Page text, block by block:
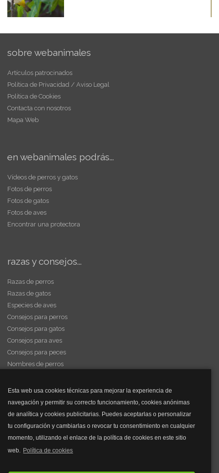
Esta web usa cookies técnicas para mejorar la experiencia de
navegación y permitir su correcto funcionamiento, cookies anónimas
de analítica y cookies publicitarias. Puedes aceptarlas o personalizar
tu configuración y cambiarlas o revocar tu consentimiento en cualquier
momento, utilizando el enlace de la política de cookies en este sitio
web. Política de cookies
sobre webanimales
Artículos patrocinados
Política de Privacidad / Aviso Legal
Política de Cookies
Contacta con nosotros
Mapa Web
en webanimales podrás...
Vídeos de perros y gatos
Fotos de perros
Fotos de gatos
Fotos de aves
Encontrar una protectora
razas y consejos...
Razas de perros
Razas de gatos
Especies de aves
Consejos para perros
Consejos para gatos
Consejos para aves
Consejos para peces
Nombres de perros
y mucho más...